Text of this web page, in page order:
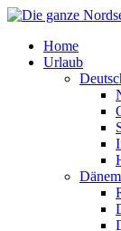
Home
Urlaub